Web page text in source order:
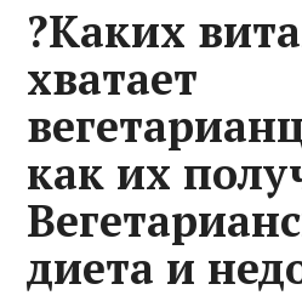
?Каких
хватает
как их
диета и